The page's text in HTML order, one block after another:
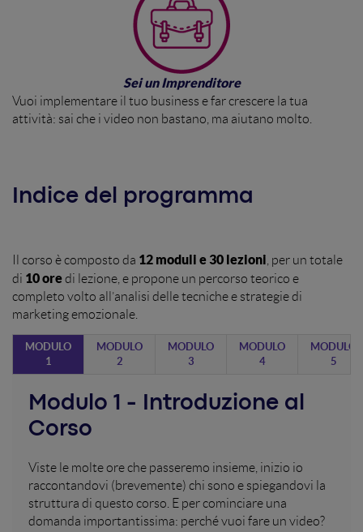
Sei un Imprenditore
Vuoi implementare il tuo business e far crescere la tua
attività: sai che i video non bastano, ma aiutano molto.
Indice del programma
Il corso è composto da 12 moduli e 30 lezioni , per un totale
di 10 oredi lezione, e propone un percorso teorico e
completo volto all’analisi delle tecniche e strategie di
marketing emozionale.
MODULO
1
MODULO
2
MODULO
3
MODULO
4
MODULO
5
Modulo 1 - Introduzione al
Corso
Viste le molte ore che passeremo insieme, inizio io
raccontandovi (brevemente) chi sono e spiegandovi la
struttura di questo corso. E per cominciare una
domanda importantissima: perché vuoi fare un video?